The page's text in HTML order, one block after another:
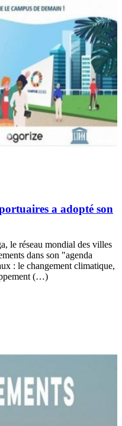
a adopté son
le réseau mondial des villes
dans son "agenda
: le changement climatique,
(…)